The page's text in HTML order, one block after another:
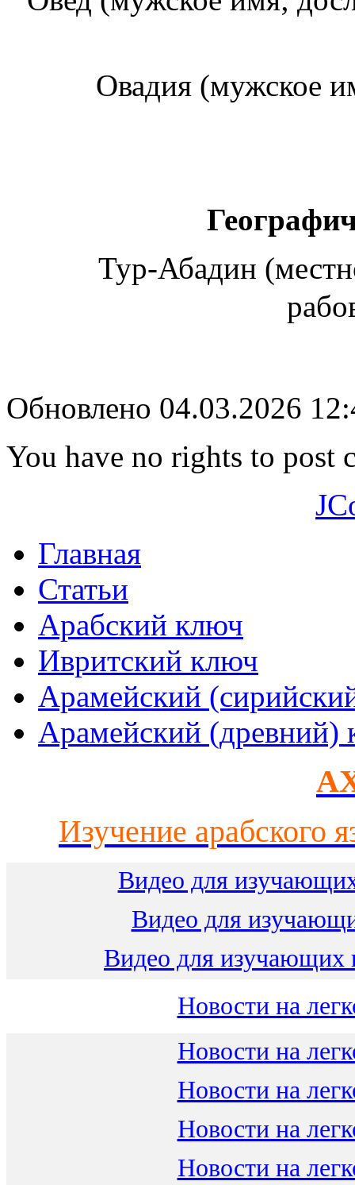
Овадия (мужское
Тур-Абадин
Обновлено 04.03.2026
You have no rights to post
Главная
Статьи
Арабский ключ
Ивритский ключ
Арамейский
Арамейский (древний)
Изучение арабского
Видео для
Видео для
Видео для изучающих
Новости на
Новости на
Новости на
Новости на
Новости на